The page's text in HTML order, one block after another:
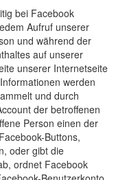
bei Facebook
Aufruf unserer
und während der
auf unserer
unserer Internetseite
werden
und durch
der betroffenen
Person einen der
Buttons,
oder gibt die
ordnet Facebook